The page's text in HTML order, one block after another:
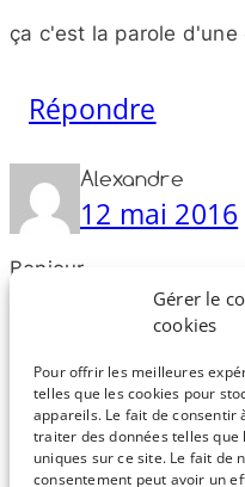
Gérer le
cookies
Pour offrir les meilleures
telles que les cookies pour
appareils. Le fait de consentir
traiter des données telles
uniques sur ce site. Le fait de
consentement peut avoir un
ça c'est la parole
Répondre
Alexandre
12 mai 2016
Bonjour,
Merci pour votre super
question, j'ai réalisé
pdf ?
Encore merci,
Alexandre